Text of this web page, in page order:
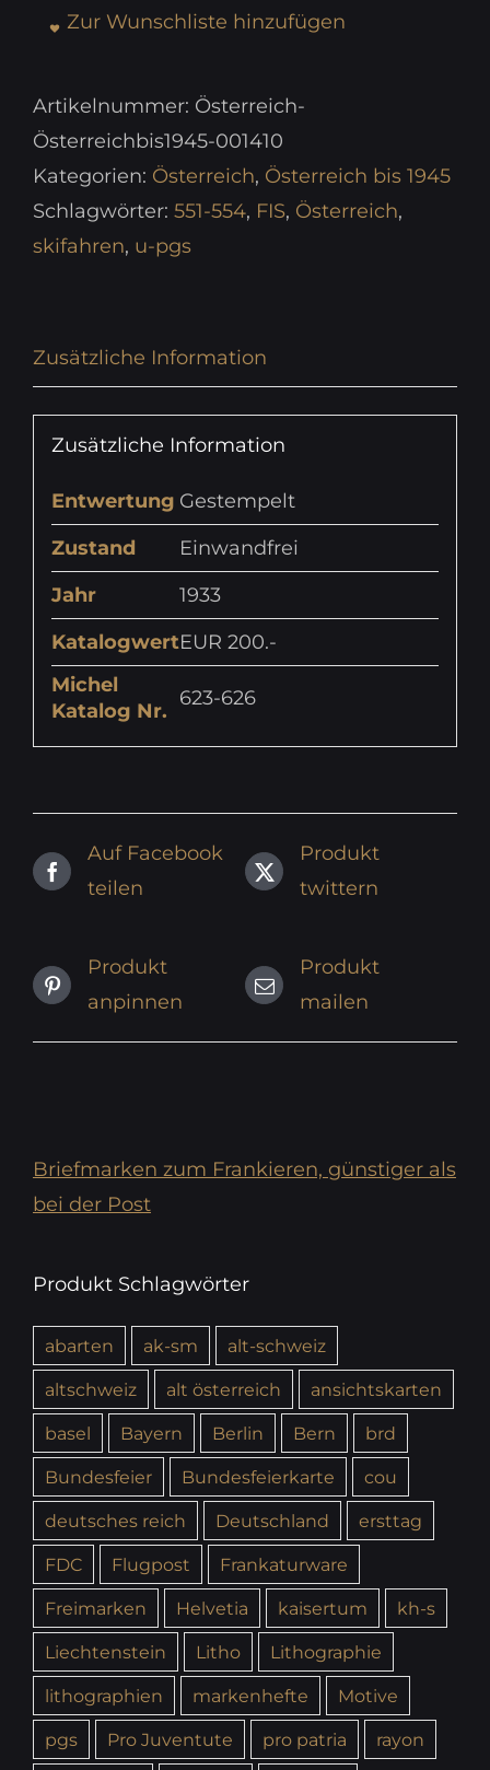
Zur Wunschliste hinzufügen
Artikelnummer: Österreich-
Österreichbis1945-001410
Kategorien: Österreich, Österreich bis 1945
Schlagwörter: 551-554, FIS, Österreich,
skifahren, u-pgs
Zusätzliche Information
Zusätzliche Information
Entwertung Gestempelt
Zustand
Einwandfrei
Jahr
1933
KatalogwertEUR 200.-
Michel
Katalog Nr.
623-626
Auf Facebook
teilen
Produkt
twittern
Produkt
anpinnen
Produkt
mailen
Briefmarken zum Frankieren, günstiger als
bei der Post
Produkt Schlagwörter
abarten ak-sm
alt-schweiz
altschweiz
alt österreich
ansichtskarten
basel
Bayern Berlin Bern
brd
Bundesfeier
Bundesfeierkarte
cou
deutsches reich
Deutschland
ersttag
FDC
Flugpost
Frankaturware
Freimarken
Helvetia kaisertum
kh-s
Liechtenstein
Litho
Lithographie
lithographien
markenhefte
Motive
pgs
Pro Juventute pro patria rayon